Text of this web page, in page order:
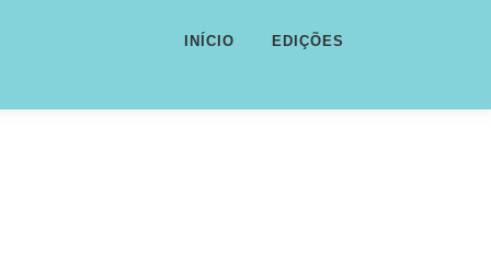
INÍCIO EDIÇÕES